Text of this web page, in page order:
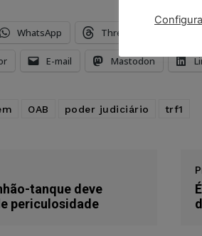
WhatsApp Threads
E-mail Mastodon
OAB poder judiciário trf1
tanque deve
periculosidade